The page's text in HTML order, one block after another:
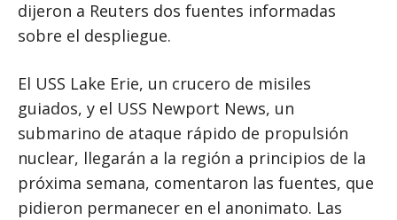
dijeron a Reuters dos fuentes informadas
sobre el despliegue.
El USS Lake Erie, un crucero de misiles
guiados, y el USS Newport News, un
submarino de ataque rápido de propulsión
nuclear, llegarán a la región a principios de la
próxima semana, comentaron las fuentes, que
pidieron permanecer en el anonimato. Las